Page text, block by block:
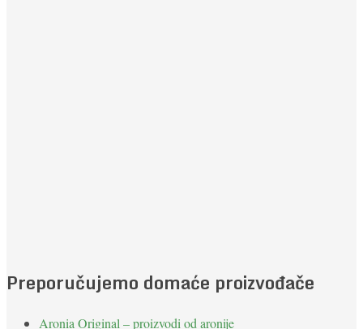
Preporučujemo domaće proizvođače
Aronia Original – proizvodi od aronije